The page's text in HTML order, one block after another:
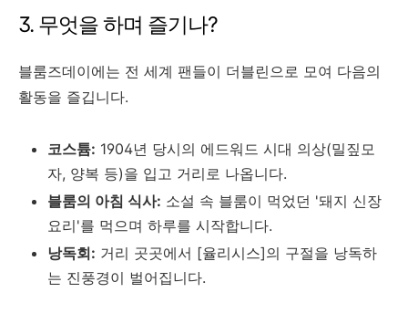
3. 무엇을 하며 즐기나?
블룸즈데이에는 전 세계 팬들이 더블린으로 모여 다음의
활동을 즐깁니다.
코스튬: 1904년 당시의 에드워드 시대 의상(밀짚모
자, 양복 등)을 입고 거리로 나옵니다.
블룸의 아침 식사: 소설 속 블룸이 먹었던 '돼지 신장
요리'를 먹으며 하루를 시작합니다.
낭독회: 거리 곳곳에서 [율리시스]의 구절을 낭독하
는 진풍경이 벌어집니다.